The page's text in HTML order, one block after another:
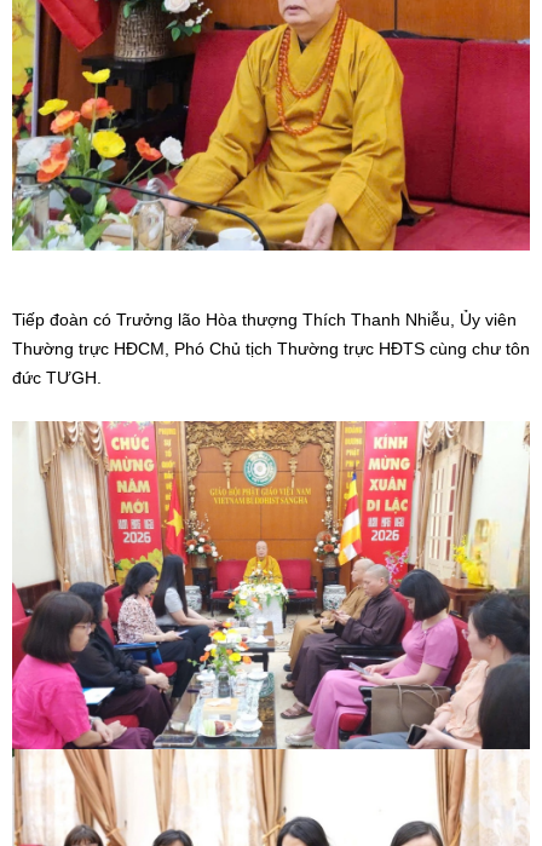
Tiếp đoàn có Trưởng lão Hòa thượng Thích Thanh Nhiễu, Ủy viên
Thường trực HĐCM, Phó Chủ tịch Thường trực HĐTS cùng chư tôn
đức TƯGH.